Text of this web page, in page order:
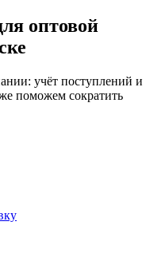
оптовой
учёт поступлений и
поможем сократить